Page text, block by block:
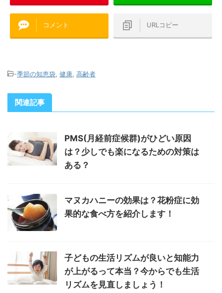
コメント URLコピー
-季節の知恵袋, 健康, 高齢者
関連記事
PMS(月経前症候群)がひどい原因
は？少しでも楽になるための対策は
ある？
マヌカハニーの効果は？花粉症に効
果的な食べ方を紹介します！
子どもの生活リズムが良いと知能力
が上がるって本当？今からでも生活
リズムを見直しましょう！